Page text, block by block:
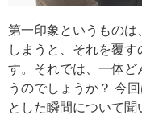
第一印象というものは
しまうと、それを覆
す。それでは、一体ど
うのでしょうか？ 今
とした瞬間について聞